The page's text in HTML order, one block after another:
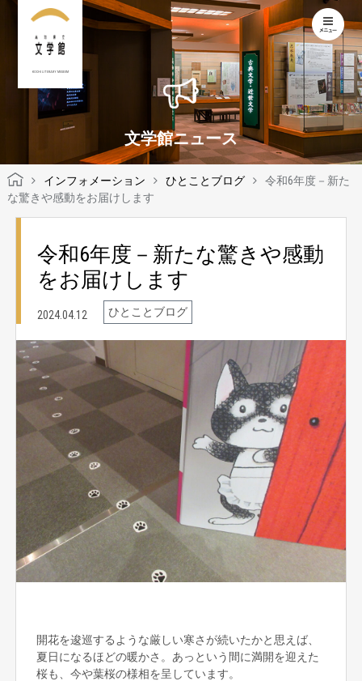
KOCHI LITERARY MUSEUM
文学館ニュース
インフォメーション ひとことブログ
令和6年度－新た
な驚きや感動をお届けします
令和6年度－新たな驚きや感動
をお届けします
2024.04.12 ひとことブログ
開花を逡巡するような厳しい寒さが続いたかと思えば、
夏日になるほどの暖かさ。あっという間に満開を迎えた
桜も、今や葉桜の様相を呈しています。